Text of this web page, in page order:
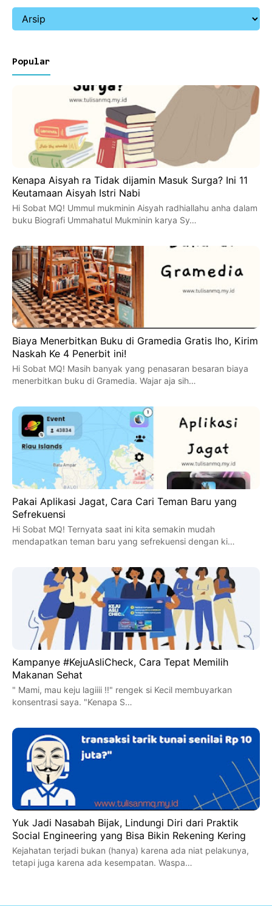
Popular
Kenapa Aisyah ra Tidak dijamin Masuk Surga? Ini 11
Keutamaan Aisyah Istri Nabi
Hi Sobat MQ! Ummul mukminin Aisyah radhiallahu anha dalam
buku Biografi Ummahatul Mukminin karya Sy…
Biaya Menerbitkan Buku di Gramedia Gratis lho, Kirim
Naskah Ke 4 Penerbit ini!
Hi Sobat MQ! Masih banyak yang penasaran besaran biaya
menerbitkan buku di Gramedia. Wajar aja sih…
Pakai Aplikasi Jagat, Cara Cari Teman Baru yang
Sefrekuensi
Hi Sobat MQ! Ternyata saat ini kita semakin mudah
mendapatkan teman baru yang sefrekuensi dengan ki…
Kampanye #KejuAsliCheck, Cara Tepat Memilih
Makanan Sehat
" Mami, mau keju lagiiii !!" rengek si Kecil membuyarkan
konsentrasi saya. "Kenapa S…
Yuk Jadi Nasabah Bijak, Lindungi Diri dari Praktik
Social Engineering yang Bisa Bikin Rekening Kering
Kejahatan terjadi bukan (hanya) karena ada niat pelakunya,
tetapi juga karena ada kesempatan. Waspa…